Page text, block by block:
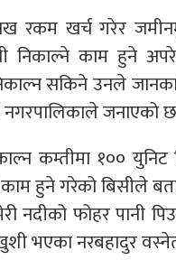
रकम खर्च गरेर
निकाल्ने काम हुने
सकिने उनले
नगरपालिकाले जनाएको
कम्तीमा १००
हुने गरेको बिसीले
नदीको फोहर पानी
भएका नरबहादुर